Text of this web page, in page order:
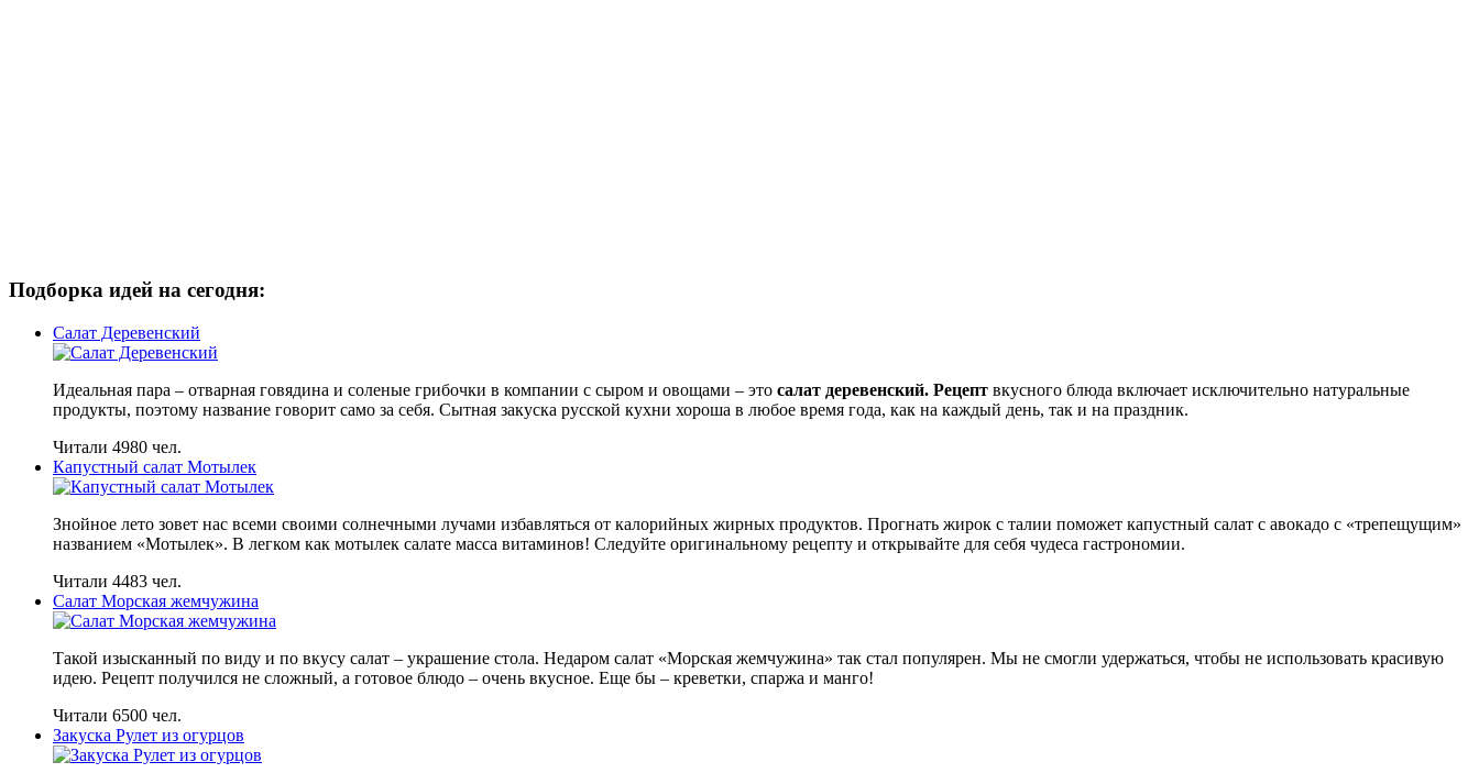
Подборка идей на сегодня:
Салат Деревенский
Идеальная пара – отварная говядина и соленые грибочки в компании с сыром и овощами – это салат деревенский. Рецепт вкусного блюда включает исключительно натуральные
продукты, поэтому название говорит само за себя. Сытная закуска русской кухни хороша в любое время года, как на каждый день, так и на праздник.
Читали 4980 чел.
Капустный салат Мотылек
Знойное лето зовет нас всеми своими солнечными лучами избавляться от калорийных жирных продуктов. Прогнать жирок с талии поможет капустный салат с авокадо с «трепещущим»
названием «Мотылек». В легком как мотылек салате масса витаминов! Следуйте оригинальному рецепту и открывайте для себя чудеса гастрономии.
Читали 4483 чел.
Салат Морская жемчужина
Такой изысканный по виду и по вкусу салат – украшение стола. Недаром салат «Морская жемчужина» так стал популярен. Мы не смогли удержаться, чтобы не использовать красивую
идею. Рецепт получился не сложный, а готовое блюдо – очень вкусное. Еще бы – креветки, спаржа и манго!
Читали 6500 чел.
Закуска Рулет из огурцов